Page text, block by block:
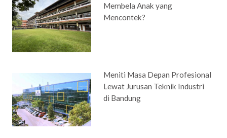
Membela Anak yang
Mencontek?
Meniti Masa Depan Profesional
Lewat Jurusan Teknik Industri
di Bandung